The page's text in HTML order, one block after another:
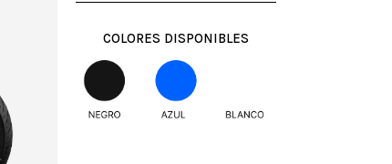
COLORES DISPONIBLES